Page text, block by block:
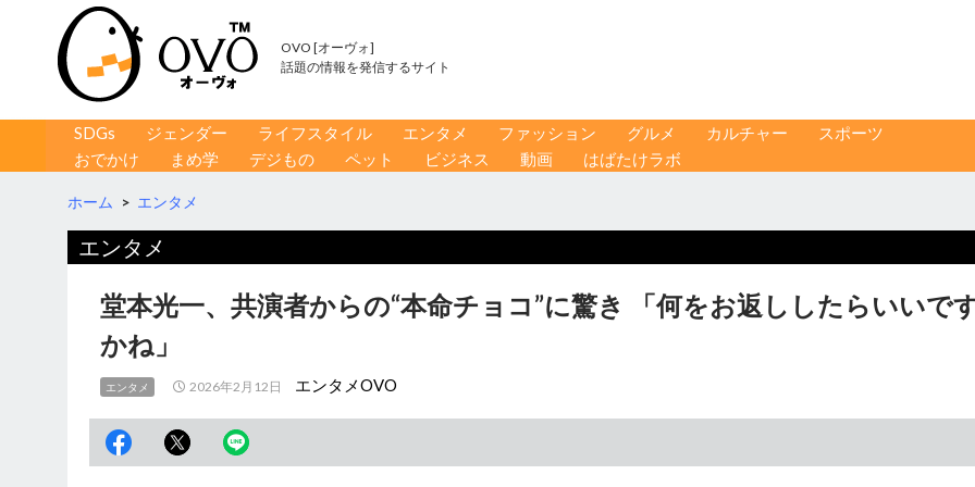
OVO [オーヴォ]
話題の情報を発信するサイト
コンテンツへ移動
SDGs ジェンダー ライフスタイル エンタメ ファッション グルメ カルチャー
スポーツ
おでかけ
まめ学 デジもの ペット ビジネス 動画 はばたけラボ
ホーム > エンタメ
エンタメ
堂本光一、共演者からの“本命チョコ”に驚き 「何をお返ししたらいいで
かね」
エンタメ 2026年2月12日 エンタメOVO